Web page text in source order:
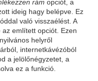
rám opciót, a
ideig hagy belépve. Ez
való visszaélést. A
említett opciót. Ezen
helyről
internetkávézóból
a jelölőnégyzetet, a
ez a funkció.